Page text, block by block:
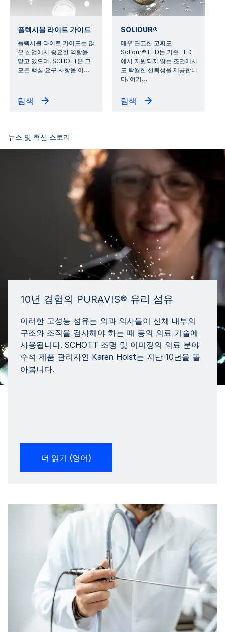
플렉시블 라이트 가이드
플렉시블 라이트 가이드는 많
은 산업에서 중요한 역할을
맡고 있으며, SCHOTT은 그
모든 핵심 요구 사항을 이…
탐색
SOLIDUR®
매우 견고한 고휘도
Solidur® LED는 기존 LED
에서 지원되지 않는 조건에서
도 탁월한 신뢰성을 제공합니
다. 여기…
탐색
뉴스 및 혁신 스토리
10년 경험의 PURAVIS® 유리 섬유
이러한 고성능 섬유는 외과 의사들이 신체 내부의
구조와 조직을 검사해야 하는 때 등의 의료 기술에
사용됩니다. SCHOTT 조명 및 이미징의 의료 분야
수석 제품 관리자인 Karen Holst는 지난 10년을 돌
아봅니다.
더 읽기 (영어)